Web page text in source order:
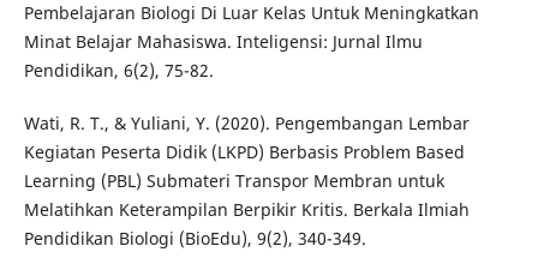
Pembelajaran Biologi Di Luar Kelas Untuk Meningkatkan
Minat Belajar Mahasiswa. Inteligensi: Jurnal Ilmu
Pendidikan, 6(2), 75-82.
Wati, R. T., & Yuliani, Y. (2020). Pengembangan Lembar
Kegiatan Peserta Didik (LKPD) Berbasis Problem Based
Learning (PBL) Submateri Transpor Membran untuk
Melatihkan Keterampilan Berpikir Kritis. Berkala Ilmiah
Pendidikan Biologi (BioEdu), 9(2), 340-349.